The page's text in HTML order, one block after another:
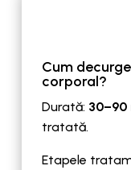
Cum
corporal?
Durată: 30–90
tratată.
Etapele